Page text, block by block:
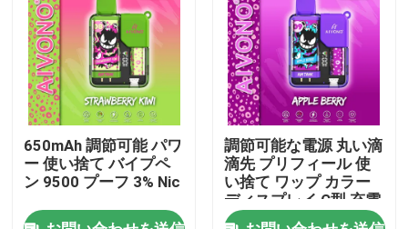
私達に連絡しなさい
ニュース
Vapeの使い捨て可能なペン
CBD使い捨て可能なVapeの装置
650mAh 調節可能 パワ
ー 使い捨て バイプペ
ン 9500 プーフ 3% Nic
調節可能な電源 丸い滴
滴先 プリフィール 使
い捨て ワップ カラー
ディスプレイ C型 充電
可能